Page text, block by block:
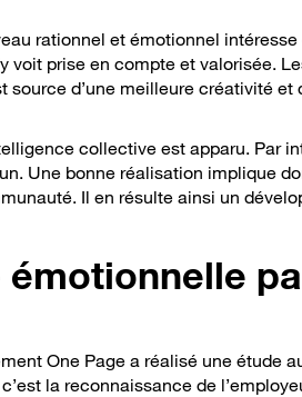
rationnel et émotionnel
voit prise en compte et valorisée.
d’une meilleure créativité et
collective est apparu. Par
Une bonne réalisation implique
Il en résulte ainsi un
émotionnelle
One Page a réalisé une étude
la reconnaissance de